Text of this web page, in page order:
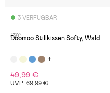
3 VERFÜGBAR
(39)
Doomoo Stillkissen Softy, Wald
49,99 €
UVP: 69,99 €